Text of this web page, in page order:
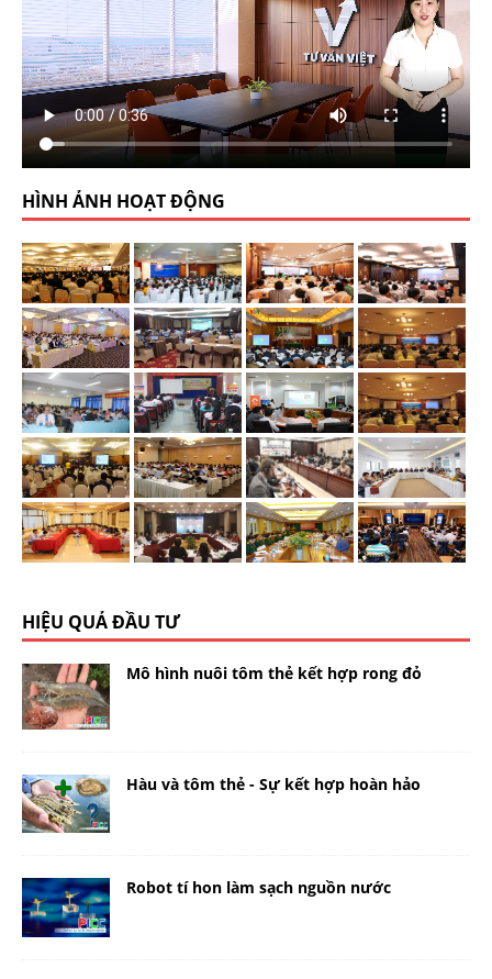
HÌNH ẢNH HOẠT ĐỘNG
HIỆU QUẢ ĐẦU TƯ
Mô hình nuôi tôm thẻ kết hợp rong đỏ
Hàu và tôm thẻ - Sự kết hợp hoàn hảo
Robot tí hon làm sạch nguồn nước